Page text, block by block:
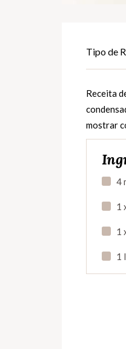
Tipo de
Receita
mostrar
4
1
1
1